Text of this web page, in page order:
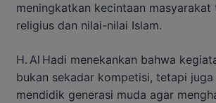
meningkatkan kecintaan masyarakat
religius dan nilai-nilai Islam.
H. Al Hadi menekankan bahwa
bukan sekadar kompetisi, tetapi juga
mendidik generasi muda agar